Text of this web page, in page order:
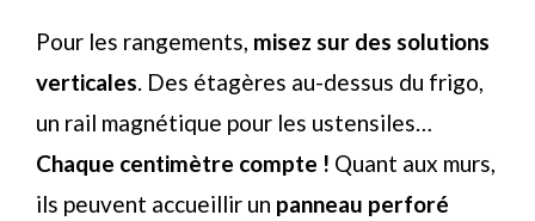
Pour les rangements, misez sur des solutions
verticales. Des étagères au-dessus du frigo,
un rail magnétique pour les ustensiles…
Chaque centimètre compte ! Quant aux murs,
ils peuvent accueillir un panneau perforé